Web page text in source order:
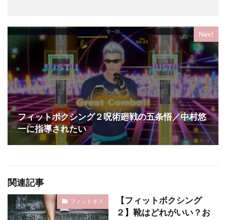
Next
フィットボクシング２呪術廻戦の五条悟／中村悠
一に指導されたい
関連記事
フィットネス
【フィットボクシング
２】靴はどれがいい？お